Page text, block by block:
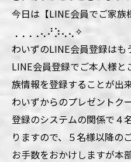
今日は【LINE会員でご家族
⢀⢀⢀⢀⢄⠜⡱⢄⢄✧
わいずのLINE会員登録はも
LINE会員登録でご本人様
族情報を登録することが出
わいずからのプレゼントク
登録のシステムの関係で４
りますので、５名様以降の
お手数をおかけしますが本